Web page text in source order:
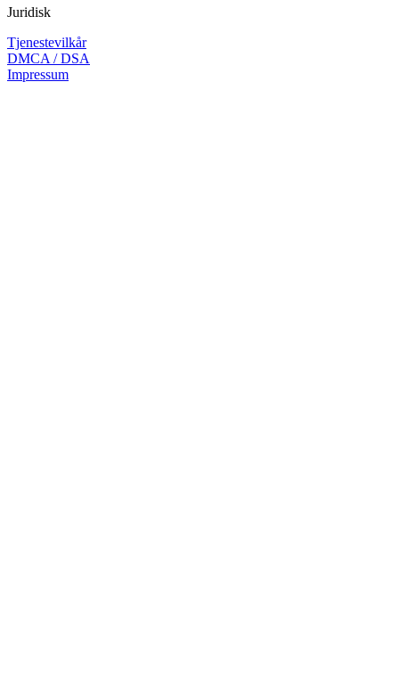
Juridisk
Tjenestevilkår
DMCA / DSA
Impressum